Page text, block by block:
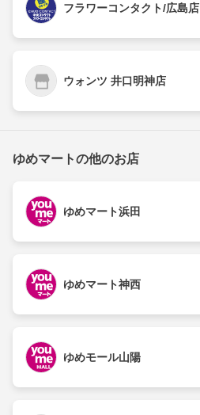
フラワーコンタクト/広島店
ウォンツ 井口明神店
ゆめマートの他のお店
ゆめマート浜田
ゆめマート神西
ゆめモール山陽